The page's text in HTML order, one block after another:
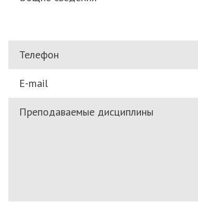
Телефон
E-mail
Преподаваемые дисциплины